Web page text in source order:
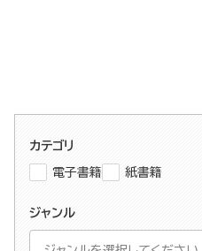
カテゴリ
電子書籍 紙書籍
ジャンル